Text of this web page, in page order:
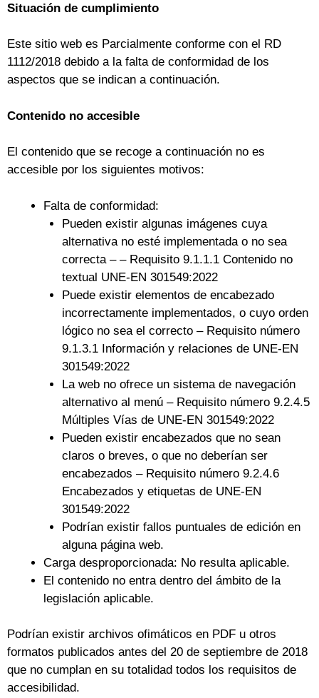
Situación de cumplimiento
Este sitio web es Parcialmente conforme con el RD
1112/2018 debido a la falta de conformidad de los
aspectos que se indican a continuación.
Contenido no accesible
El contenido que se recoge a continuación no es
accesible por los siguientes motivos:
Falta de conformidad:
Pueden existir algunas imágenes cuya
alternativa no esté implementada o no sea
correcta – – Requisito 9.1.1.1 Contenido no
textual UNE-EN 301549:2022
Puede existir elementos de encabezado
incorrectamente implementados, o cuyo orden
lógico no sea el correcto – Requisito número
9.1.3.1 Información y relaciones de UNE-EN
301549:2022
La web no ofrece un sistema de navegación
alternativo al menú – Requisito número 9.2.4.5
Múltiples Vías de UNE-EN 301549:2022
Pueden existir encabezados que no sean
claros o breves, o que no deberían ser
encabezados – Requisito número 9.2.4.6
Encabezados y etiquetas de UNE-EN
301549:2022
Podrían existir fallos puntuales de edición en
alguna página web.
Carga desproporcionada: No resulta aplicable.
El contenido no entra dentro del ámbito de la
legislación aplicable.
Podrían existir archivos ofimáticos en PDF u otros
formatos publicados antes del 20 de septiembre de 2018
que no cumplan en su totalidad todos los requisitos de
accesibilidad.